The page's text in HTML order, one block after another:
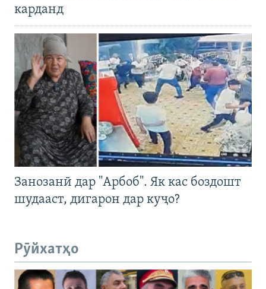
карданд
Занозанӣ дар "Арбоб". Як кас боздошт
шудааст, дигарон дар куҷо?
Рӯйхатҳо